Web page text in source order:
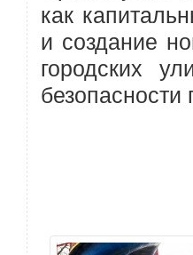
как
и создание
городских